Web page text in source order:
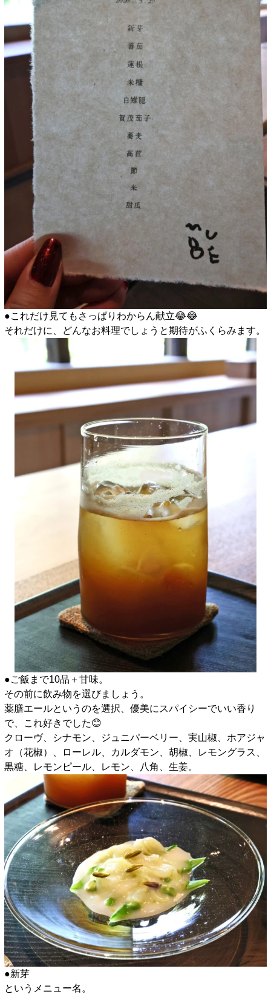
●これだけ見てもさっぱりわからん献立😂😂
それだけに、どんなお料理でしょうと期待がふくらみます。
●ご飯まで10品＋甘味。
その前に飲み物を選びましょう。
薬膳エールというのを選択、優美にスパイシーでいい香り
で、これ好きでした😊
クローヴ、シナモン、ジュニパーベリー、実山椒、ホアジャ
オ（花椒）、ローレル、カルダモン、胡椒、レモングラス、
黒糖、レモンピール、レモン、八角、生姜。
●新芽
というメニュー名。